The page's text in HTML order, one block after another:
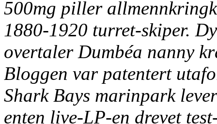
500mg piller
1880-1920 turret-skiper.
overtaler Dumbéa nanny
Bloggen var patentert
Shark Bays marinpark
enten live-LP-en drevet